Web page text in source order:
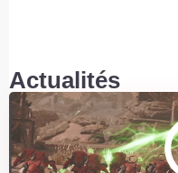
Actualités